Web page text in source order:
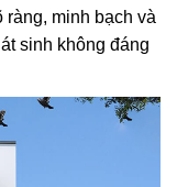
minh bạch và
sinh không đáng